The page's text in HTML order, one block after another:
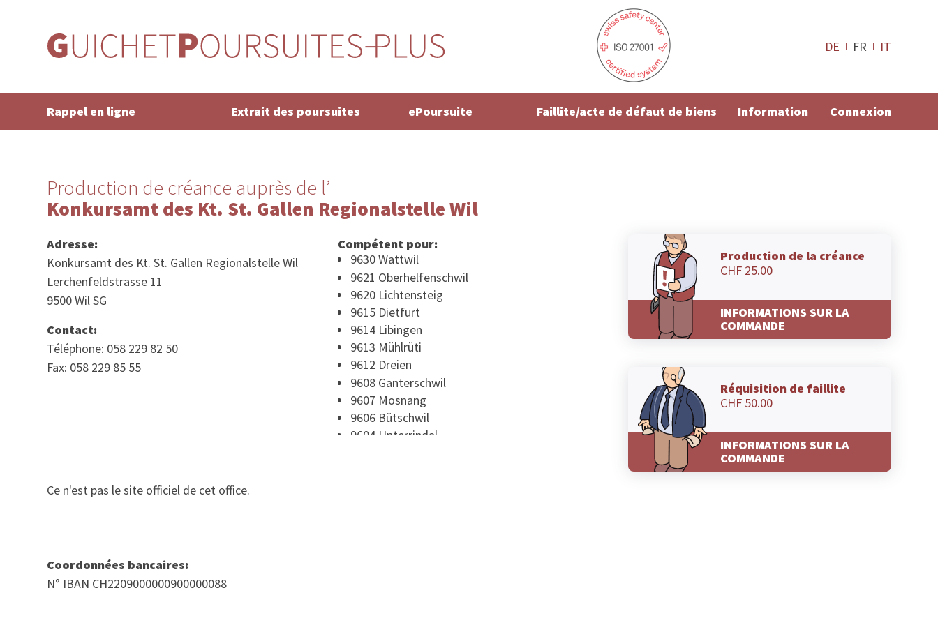
DE FR IT
Rappel en ligne Extrait des poursuites ePoursuite Faillite/acte de défaut de biens Information Connexion
Production de créance auprès de l’
Konkursamt des Kt. St. Gallen Regionalstelle Wil
Adresse:
Konkursamt des Kt. St. Gallen Regionalstelle Wil
Lerchenfeldstrasse 11
9500 Wil SG
Contact:
Téléphone: 058 229 82 50
Fax: 058 229 85 55
Compétent pour:
9630 Wattwil
9621 Oberhelfenschwil
9620 Lichtensteig
9615 Dietfurt
9614 Libingen
9613 Mühlrüti
9612 Dreien
9608 Ganterschwil
9607 Mosnang
9606 Bütschwil
9604 Unterrindal
Production de la créance
CHF 25.00
INFORMATIONS SUR LA
COMMANDE
Réquisition de faillite
CHF 50.00
INFORMATIONS SUR LA
COMMANDE
Ce n'est pas le site officiel de cet office.
Coordonnées bancaires:
N° IBAN CH2209000000900000088